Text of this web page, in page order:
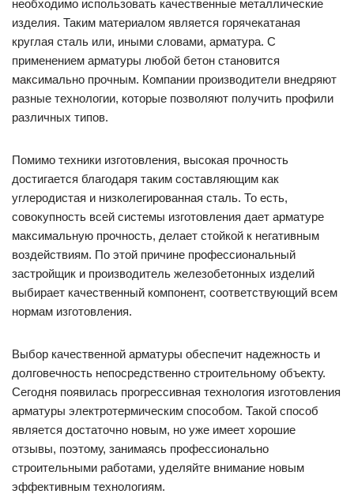
необходимо использовать качественные металлические
изделия. Таким материалом является горячекатаная
круглая сталь или, иными словами, арматура. С
применением арматуры любой бетон становится
максимально прочным. Компании производители внедряют
разные технологии, которые позволяют получить профили
различных типов.
Помимо техники изготовления, высокая прочность
достигается благодаря таким составляющим как
углеродистая и низколегированная сталь. То есть,
совокупность всей системы изготовления дает арматуре
максимальную прочность, делает стойкой к негативным
воздействиям. По этой причине профессиональный
застройщик и производитель железобетонных изделий
выбирает качественный компонент, соответствующий всем
нормам изготовления.
Выбор качественной арматуры обеспечит надежность и
долговечность непосредственно строительному объекту.
Сегодня появилась прогрессивная технология изготовления
арматуры электротермическим способом. Такой способ
является достаточно новым, но уже имеет хорошие
отзывы, поэтому, занимаясь профессионально
строительными работами, уделяйте внимание новым
эффективным технологиям.